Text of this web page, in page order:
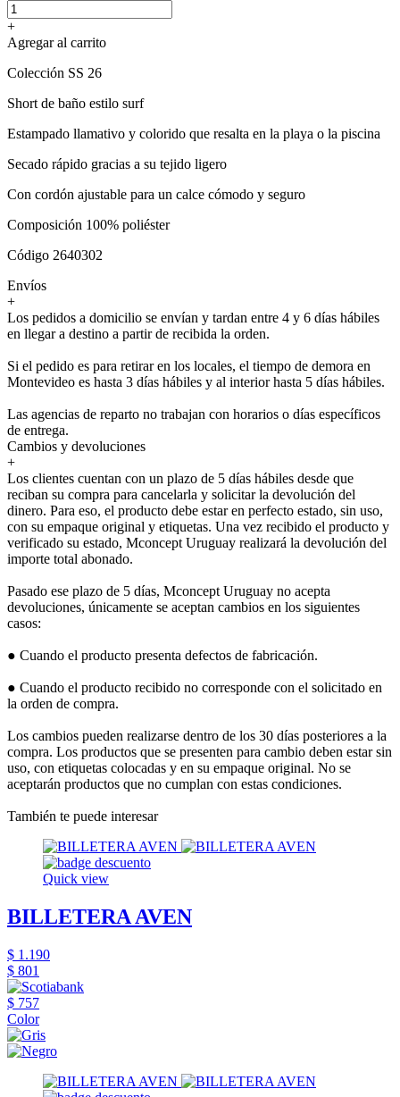
+
Agregar al carrito
Colección SS 26
Short de baño estilo surf
Estampado llamativo y colorido que resalta en la playa o la piscina
Secado rápido gracias a su tejido ligero
Con cordón ajustable para un calce cómodo y seguro
Composición 100% poliéster
Código 2640302
Envíos
+
Los pedidos a domicilio se envían y tardan entre 4 y 6 días hábiles
en llegar a destino a partir de recibida la orden.
Si el pedido es para retirar en los locales, el tiempo de demora en
Montevideo es hasta 3 días hábiles y al interior hasta 5 días hábiles.
Las agencias de reparto no trabajan con horarios o días específicos
de entrega.
Cambios y devoluciones
+
Los clientes cuentan con un plazo de 5 días hábiles desde que
reciban su compra para cancelarla y solicitar la devolución del
dinero. Para eso, el producto debe estar en perfecto estado, sin uso,
con su empaque original y etiquetas. Una vez recibido el producto y
verificado su estado, Mconcept Uruguay realizará la devolución del
importe total abonado.
Pasado ese plazo de 5 días, Mconcept Uruguay no acepta
devoluciones, únicamente se aceptan cambios en los siguientes
casos:
● Cuando el producto presenta defectos de fabricación.
● Cuando el producto recibido no corresponde con el solicitado en
la orden de compra.
Los cambios pueden realizarse dentro de los 30 días posteriores a la
compra. Los productos que se presenten para cambio deben estar sin
uso, con etiquetas colocadas y en su empaque original. No se
aceptarán productos que no cumplan con estas condiciones.
También te puede interesar
Quick view
BILLETERA AVEN
$ 1.190
$ 801
$ 757
Color